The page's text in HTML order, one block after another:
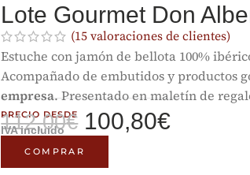
Lote Gourmet Don
(15 valoraciones de clientes)
Estuche con jamón de bellota 100%
Acompañado de embutidos y productos
empresa. Presentado en maletín de
PRECIO DESDE
112,00€ 100,80€
IVA incluido
COMPRAR